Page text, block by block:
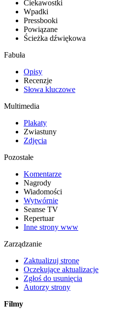
Ciekawostki
Wpadki
Pressbooki
Powiązane
Ścieżka dźwiękowa
Fabuła
Opisy
Recenzje
Słowa kluczowe
Multimedia
Plakaty
Zwiastuny
Zdjęcia
Pozostałe
Komentarze
Nagrody
Wiadomości
Wytwórnie
Seanse TV
Repertuar
Inne strony www
Zarządzanie
Zaktualizuj stronę
Oczekujące aktualizacje
Zgłoś do usunięcia
Autorzy strony
Filmy